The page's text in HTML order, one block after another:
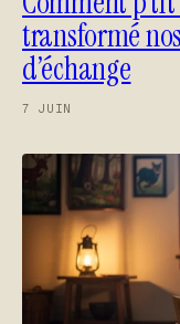
transformé
d’échange
7 JUIN